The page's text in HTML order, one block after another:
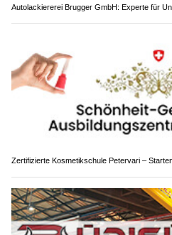
Autolackiererei Brugger GmbH: Experte für
Zertifizierte Kosmetikschule Petervari –